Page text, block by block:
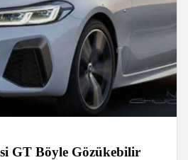
GT Böyle Gözükebilir